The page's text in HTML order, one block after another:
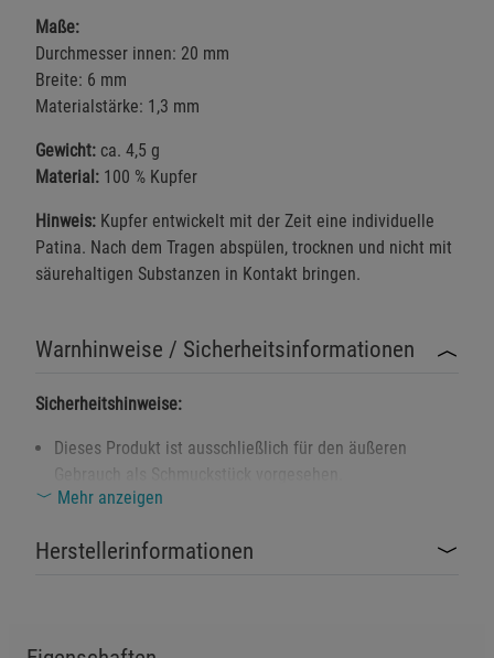
Maße:
Durchmesser innen: 20 mm
Breite: 6 mm
Materialstärke: 1,3 mm
Gewicht: ca. 4,5 g
Material: 100 % Kupfer
Hinweis: Kupfer entwickelt mit der Zeit eine individuelle
Patina. Nach dem Tragen abspülen, trocknen und nicht mit
säurehaltigen Substanzen in Kontakt bringen.
Warnhinweise / Sicherheitsinformationen
Sicherheitshinweise:
Dieses Produkt ist ausschließlich für den äußeren
Nicht verschlucken – Erstickungsgefahr insbesondere
für Kinder unter 3 Jahren.
Von Kindern fernhalten, da das Produkt kleine Teile
Mehr anzeigen
Herstellerinformationen